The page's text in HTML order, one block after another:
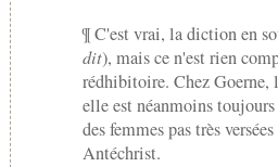
¶ C'est vrai, la diction en
dit), mais ce n'est rien
rédhibitoire. Chez
elle est néanmoins
des femmes pas très
Antéchrist.